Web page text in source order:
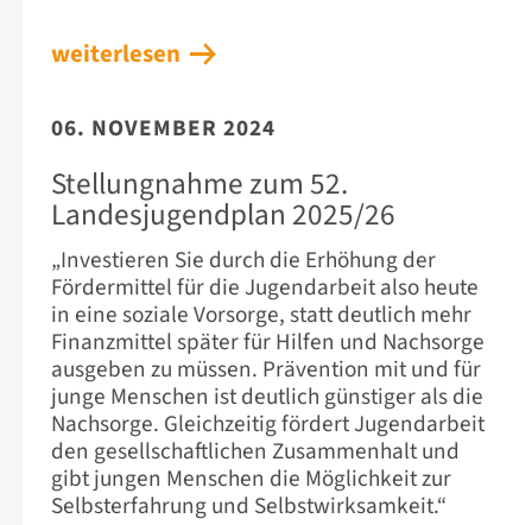
weiterlesen
06. NOVEMBER 2024
Stellungnahme zum 52.
Landesjugendplan 2025/26
„Investieren Sie durch die Erhöhung der
Fördermittel für die Jugendarbeit also heute
in eine soziale Vorsorge, statt deutlich mehr
Finanzmittel später für Hilfen und Nachsorge
ausgeben zu müssen. Prävention mit und für
junge Menschen ist deutlich günstiger als die
Nachsorge. Gleichzeitig fördert Jugendarbeit
den gesellschaftlichen Zusammenhalt und
gibt jungen Menschen die Möglichkeit zur
Selbsterfahrung und Selbstwirksamkeit.“